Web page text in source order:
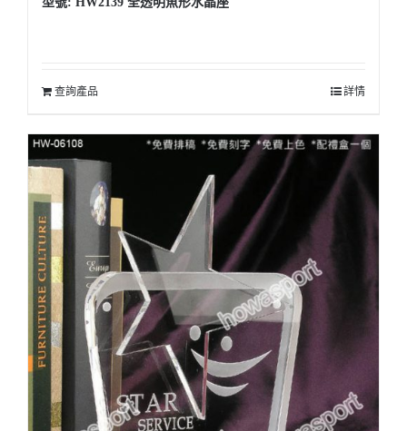
查詢產品 詳情